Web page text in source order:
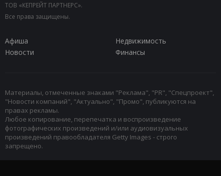
ТОВ «КЕПРЕЙТ ПАРТНЕРС».
Все права защищены.
Афиша
Недвижимость
Новости
Финансы
Материалы, отмеченные знаками "Реклама", "PR", "Спецпроект",
"Новости компаний", "Актуально", "Промо", публикуются на
правах рекламы.
Любое копирование, перепечатка и воспроизведение
фотографических произведений и/или аудиовизуальных
произведений правообладателя Getty Images - строго
запрещено.